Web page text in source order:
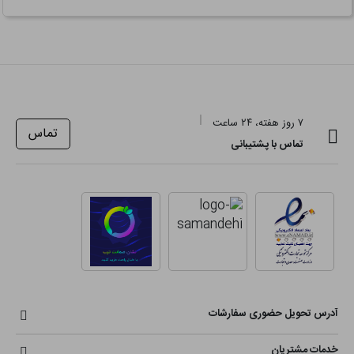
۷ روز هفته، ۲۴ ساعت
تماس با پشتیبانی
تماس
آدرس تحویل حضوری سفارشات
خدمات مشتریان